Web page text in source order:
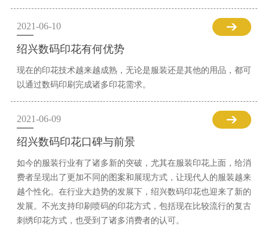
2021-06-10
绍兴数码印花有何优势
现在的印花技术越来越成熟，无论是服装还是其他的用品，都可
以通过数码印刷完成诸多印花需求。
2021-06-09
绍兴数码印花口碑与前景
如今的服装行业有了诸多新的突破，尤其在服装印花上面，给消
费者呈现出了更加不同的图案和展现方式，让现代人的服装越来
越个性化。在行业大趋势的发展下，绍兴数码印花也迎来了新的
发展。不光支持印刷喷码的印花方式，包括现在比较流行的复古
刺绣印花方式，也受到了诸多消费者的认可。